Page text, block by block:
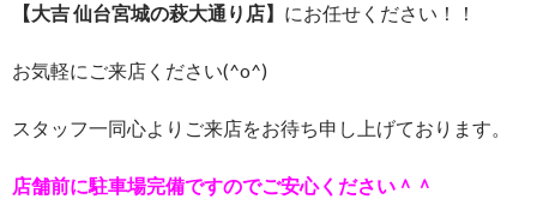
【大吉 仙台宮城の萩大通り店】 にお任せください！！
お気軽にご来店ください(^o^)
スタッフ一同心よりご来店をお待ち申し上げております。
店舗前に駐車場完備ですのでご安心ください＾＾